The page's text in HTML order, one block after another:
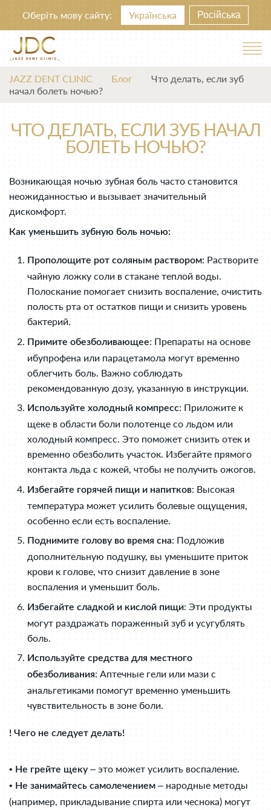
Оберіть мову сайту: Українська Російська
JAZZ DENT CLINIC Блог
Что делать, если зуб
начал болеть ночью?
ЧТО ДЕЛАТЬ, ЕСЛИ ЗУБ НАЧАЛ
БОЛЕТЬ НОЧЬЮ?
Возникающая ночью зубная боль часто становится
неожиданностью и вызывает значительный
дискомфорт.
Как уменьшить зубную боль ночью:
Прополощите рот соляным раствором: Растворите
чайную ложку соли в стакане теплой воды.
Полоскание помогает снизить воспаление, очистить
полость рта от остатков пищи и снизить уровень
бактерий.
Примите обезболивающее: Препараты на основе
ибупрофена или парацетамола могут временно
облегчить боль. Важно соблюдать
рекомендованную дозу, указанную в инструкции.
Используйте холодный компресс: Приложите к
щеке в области боли полотенце со льдом или
холодный компресс. Это поможет снизить отек и
временно обезболить участок. Избегайте прямого
контакта льда с кожей, чтобы не получить ожогов.
Избегайте горячей пищи и напитков: Высокая
температура может усилить болевые ощущения,
особенно если есть воспаление.
Поднимите голову во время сна: Подложив
дополнительную подушку, вы уменьшите приток
крови к голове, что снизит давление в зоне
воспаления и уменьшит боль.
Избегайте сладкой и кислой пищи: Эти продукты
могут раздражать пораженный зуб и усугублять
боль.
Используйте средства для местного
обезболивания: Аптечные гели или мази с
анальгетиками помогут временно уменьшить
чувствительность в зоне боли.
! Чего не следует делать!
• Не грейте щеку – это может усилить воспаление.
• Не занимайтесь самолечением – народные методы
(например, прикладывание спирта или чеснока) могут